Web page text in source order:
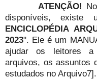
ATENÇÃO!
disponíveis, existe
ENCICLOPÉDIA
2023". Ele é um
ajudar os leitores a
arquivos, os assuntos
estudados no Arquivo7].